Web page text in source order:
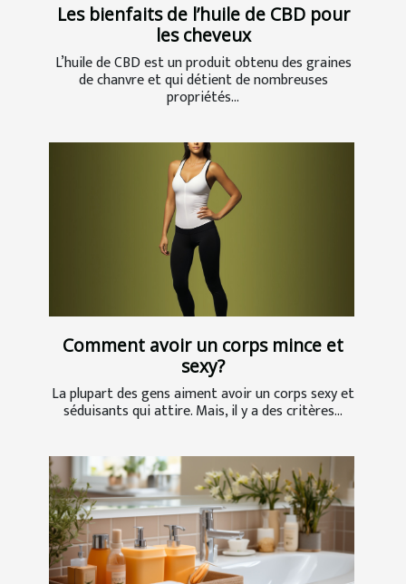
Les bienfaits de l’huile de CBD pour
les cheveux
L’huile de CBD est un produit obtenu des graines
de chanvre et qui détient de nombreuses
propriétés...
Comment avoir un corps mince et
sexy?
La plupart des gens aiment avoir un corps sexy et
séduisants qui attire. Mais, il y a des critères...